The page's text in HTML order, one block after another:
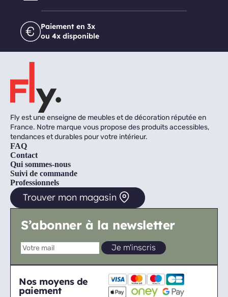
Paiement en 3x
ou 4x disponible
Fly est une enseigne de meubles et de décoration réputée en
France. Notre marque vous propose des produits accessibles,
tendances et durables pour votre intérieur.
FAQ
Contact
Qui sommes-nous
Suivi de commande
Professionnels
Trouver mon magasin
S’abonner à la newsletter
Nos moyens de
paiement